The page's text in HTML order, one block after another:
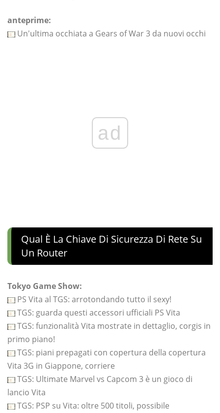
anteprime:
Un'ultima occhiata a Gears of War 3 da nuovi occhi
ad
Qual È La Chiave Di Sicurezza Di Rete Su
Un Router
Tokyo Game Show:
PS Vita al TGS: arrotondando tutto il sexy!
TGS: guarda questi accessori ufficiali PS Vita
TGS: funzionalità Vita mostrate in dettaglio, corgis in
primo piano!
TGS: piani prepagati con copertura della copertura
Vita 3G in Giappone, corriere
TGS: Ultimate Marvel vs Capcom 3 è un gioco di
lancio Vita
TGS: PSP su Vita: oltre 500 titoli, possibile